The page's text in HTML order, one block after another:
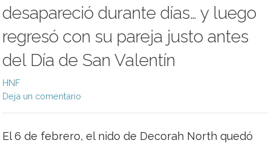
desapareció durante días… y luego
regresó con su pareja justo antes
del Día de San Valentín
HNF
Deja un comentario
El 6 de febrero, el nido de Decorah North quedó